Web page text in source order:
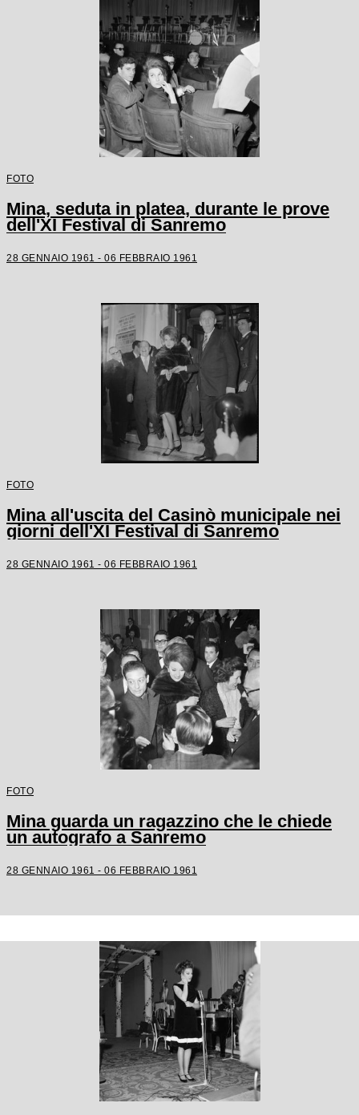
FOTO
Mina, seduta in platea, durante le prove
dell'XI Festival di Sanremo
28 GENNAIO 1961 - 06 FEBBRAIO 1961
FOTO
Mina all'uscita del Casinò municipale nei
giorni dell'XI Festival di Sanremo
28 GENNAIO 1961 - 06 FEBBRAIO 1961
FOTO
Mina guarda un ragazzino che le chiede
un autografo a Sanremo
28 GENNAIO 1961 - 06 FEBBRAIO 1961